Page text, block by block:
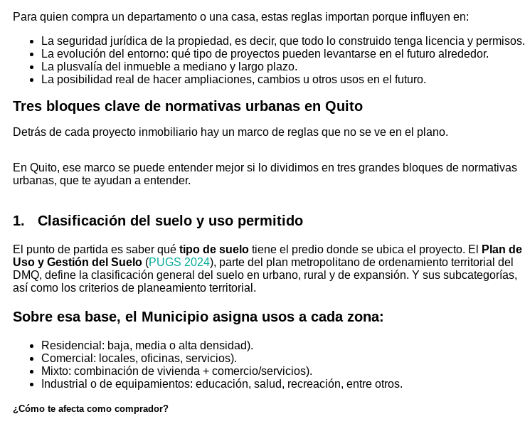
Para quien compra un departamento o una casa, estas reglas importan porque influyen en:
La seguridad jurídica de la propiedad, es decir, que todo lo construido tenga licencia y permisos.
La evolución del entorno: qué tipo de proyectos pueden levantarse en el futuro alrededor.
La plusvalía del inmueble a mediano y largo plazo.
La posibilidad real de hacer ampliaciones, cambios u otros usos en el futuro.
Tres bloques clave de normativas urbanas en Quito
Detrás de cada proyecto inmobiliario hay un marco de reglas que no se ve en el plano.
En Quito, ese marco se puede entender mejor si lo dividimos en tres grandes bloques de normativas
urbanas, que te ayudan a entender.
1. Clasificación del suelo y uso permitido
El punto de partida es saber qué tipo de suelo tiene el predio donde se ubica el proyecto. El
Plan de
Uso y Gestión del Suelo (PUGS 2024), parte del plan metropolitano de ordenamiento territorial del
DMQ, define la clasificación general del suelo en urbano, rural y de expansión. Y sus subcategorías,
así como los criterios de planeamiento territorial.
Sobre esa base, el Municipio asigna usos a cada zona:
Residencial: baja, media o alta densidad).
Comercial: locales, oficinas, servicios).
Mixto: combinación de vivienda + comercio/servicios).
Industrial o de equipamientos: educación, salud, recreación, entre otros.
¿Cómo te afecta como comprador?